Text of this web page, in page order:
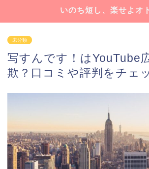
いのち短し、楽せよオ
未分類
写すんです！はYouTube
欺？口コミや評判をチェ